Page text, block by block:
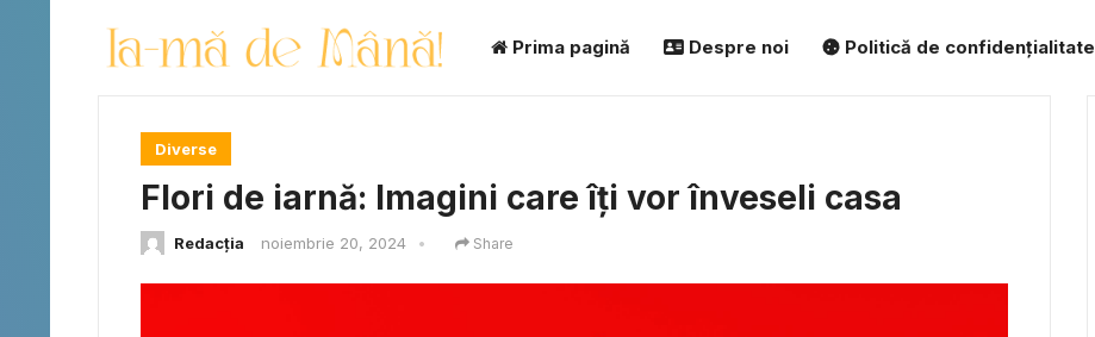
Prima pagină Despre noi Politică de confidențialitate
Diverse
Flori de iarnă: Imagini care îți vor înveseli casa
Redacția noiembrie 20, 2024 • Share